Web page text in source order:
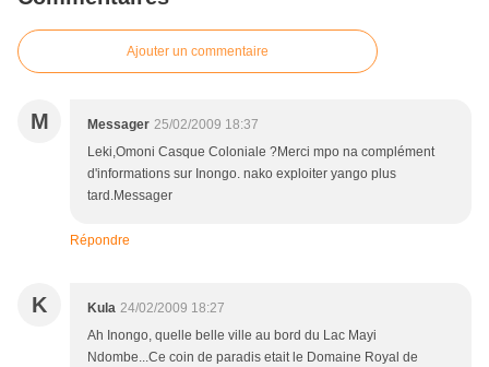
Ajouter un commentaire
M Messager 25/02/2009 18:37
Leki,Omoni Casque Coloniale ?Merci mpo na complément
d'informations sur Inongo. nako exploiter yango plus
tard.Messager
Répondre
K Kula 24/02/2009 18:27
Ah Inongo, quelle belle ville au bord du Lac Mayi
Ndombe...Ce coin de paradis etait le Domaine Royal de